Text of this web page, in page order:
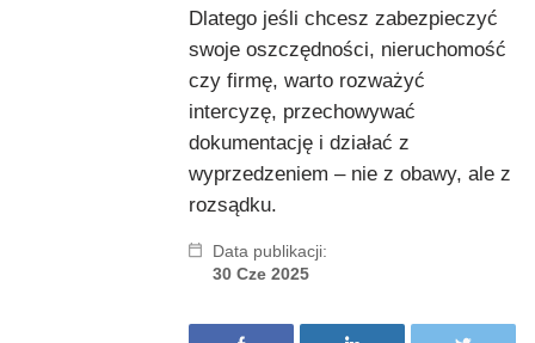
Dlatego jeśli chcesz zabezpieczyć
swoje oszczędności, nieruchomość
czy firmę, warto rozważyć
intercyzę, przechowywać
dokumentację i działać z
wyprzedzeniem – nie z obawy, ale z
rozsądku.
Data publikacji:
30 Cze 2025